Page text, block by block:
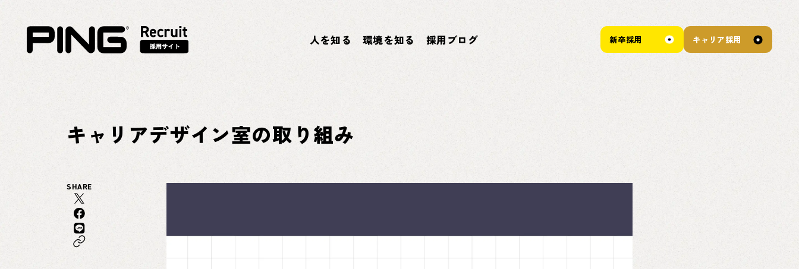
人を知る 環境を知る 採用ブログ 新卒採用 キャリア採用
キャリアデザイン室の取り組み
SHARE